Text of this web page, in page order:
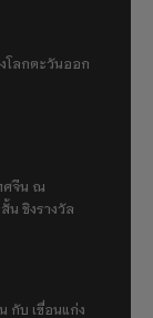
โลกตะวันออก
ศจีน ณ
น ชิงรางวัล
กับ เขื่อนแก่ง